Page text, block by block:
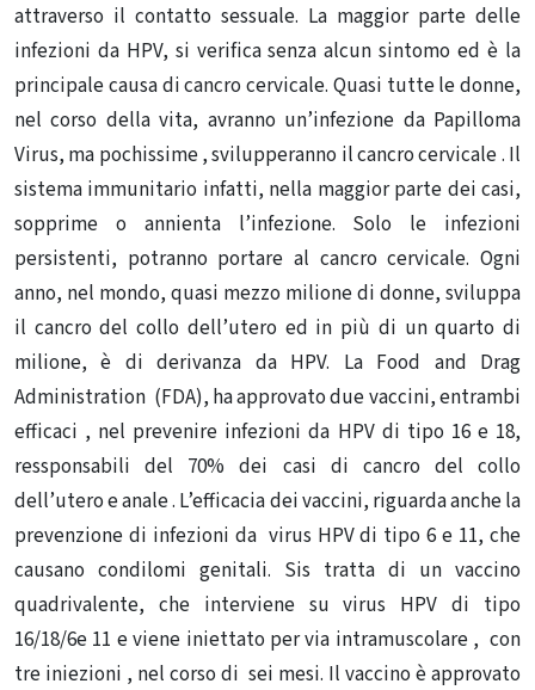
attraverso il contatto sessuale. La maggior parte delle
infezioni da HPV, si verifica senza alcun sintomo ed è la
principale causa di cancro cervicale. Quasi tutte le donne,
nel corso della vita, avranno un’infezione da Papilloma
Virus, ma pochissime , svilupperanno il cancro cervicale . Il
sistema immunitario infatti, nella maggior parte dei casi,
sopprime o annienta l’infezione. Solo le infezioni
persistenti, potranno portare al cancro cervicale. Ogni
anno, nel mondo, quasi mezzo milione di donne, sviluppa
il cancro del collo dell’utero ed in più di un quarto di
milione, è di derivanza da HPV. La Food and Drag
Administration (FDA), ha approvato due vaccini, entrambi
efficaci , nel prevenire infezioni da HPV di tipo 16 e 18,
ressponsabili del 70% dei casi di cancro del collo
dell’utero e anale . L’efficacia dei vaccini, riguarda anche la
prevenzione di infezioni da virus HPV di tipo 6 e 11, che
causano condilomi genitali. Sis tratta di un vaccino
quadrivalente, che interviene su virus HPV di tipo
16/18/6e 11 e viene iniettato per via intramuscolare , con
tre iniezioni , nel corso di sei mesi. Il vaccino è approvato